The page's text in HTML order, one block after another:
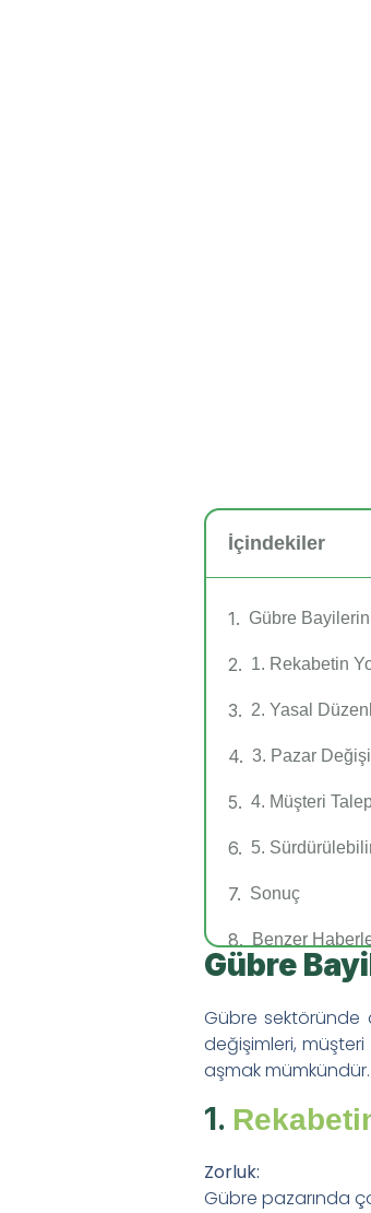
İçindekiler
Gübre
1. Rekabetin
2. Yasal
3. Pazar
4. Müşteri
5.
Sonuç
Benzer
Bitkilerde
Bitki
Bitki
Sezon
Gübre
Gübre sektöründe
değişimleri,
aşmak
1.
Zorluk:
Gübre pazarında